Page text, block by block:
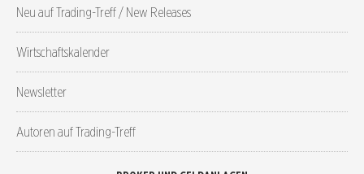
Neu auf Trading-Treff / New Releases
Wirtschaftskalender
Newsletter
Autoren auf Trading-Treff